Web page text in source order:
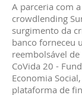
A parceria com
crowdlending
surgimento da
banco forneceu
reembolsável
CoVida 20 -
Economia
plataforma de